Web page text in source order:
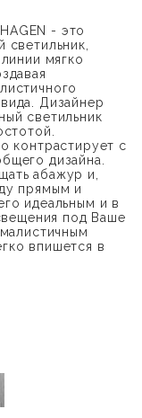
- это
мягко
Дизайнер
светильник
контрастирует с
дизайна.
абажур и,
прямым и
идеальным и в
под Ваше
впишется в